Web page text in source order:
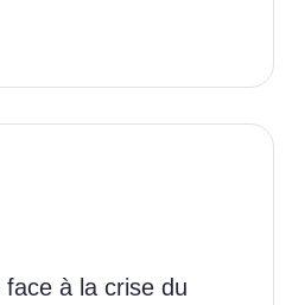
à la crise du